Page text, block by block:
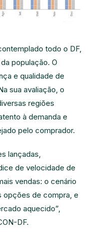
todo o DF,
população. O
e qualidade de
sua avaliação, o
regiões
à demanda e
pelo comprador.
lançadas,
de velocidade de
vendas: o cenário
opções de compra, e
aquecido”,
DF.